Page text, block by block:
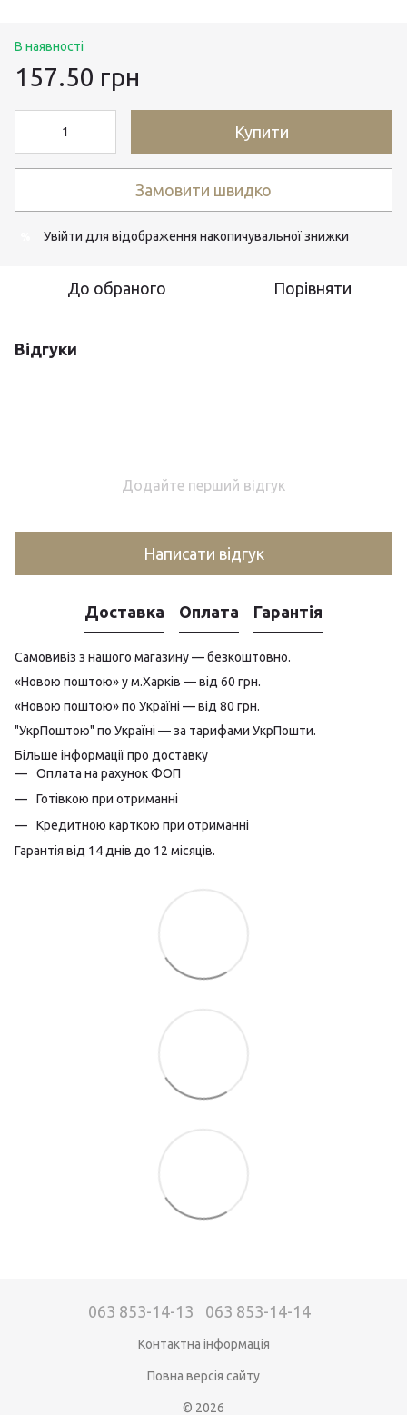
В наявності
157.50 грн
Купити
Замовити швидко
Увійти для відображення накопичувальної знижки
До обраного Порівняти
Відгуки
Додайте перший відгук
Написати відгук
Доставка Оплата Гарантія
Самовивіз з нашого магазину — безкоштовно.
«Новою поштою» у м.Харків — від 60 грн.
«Новою поштою» по Україні — від 80 грн.
"УкрПоштою" по Україні — за тарифами УкрПошти.
Більше інформації про доставку
Оплата на рахунок ФОП
Готівкою при отриманні
Кредитною карткою при отриманні
Гарантія від 14 днів до 12 місяців.
063 853-14-13 063 853-14-14
Контактна інформація
Повна версія сайту
© 2026